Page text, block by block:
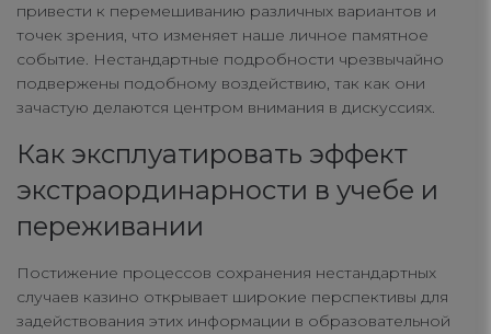
привести к перемешиванию различных вариантов и
точек зрения, что изменяет наше личное памятное
событие. Нестандартные подробности чрезвычайно
подвержены подобному воздействию, так как они
зачастую делаются центром внимания в дискуссиях.
Как эксплуатировать эффект
экстраординарности в учебе и
переживании
Постижение процессов сохранения нестандартных
случаев казино открывает широкие перспективы для
задействования этих информации в образовательной